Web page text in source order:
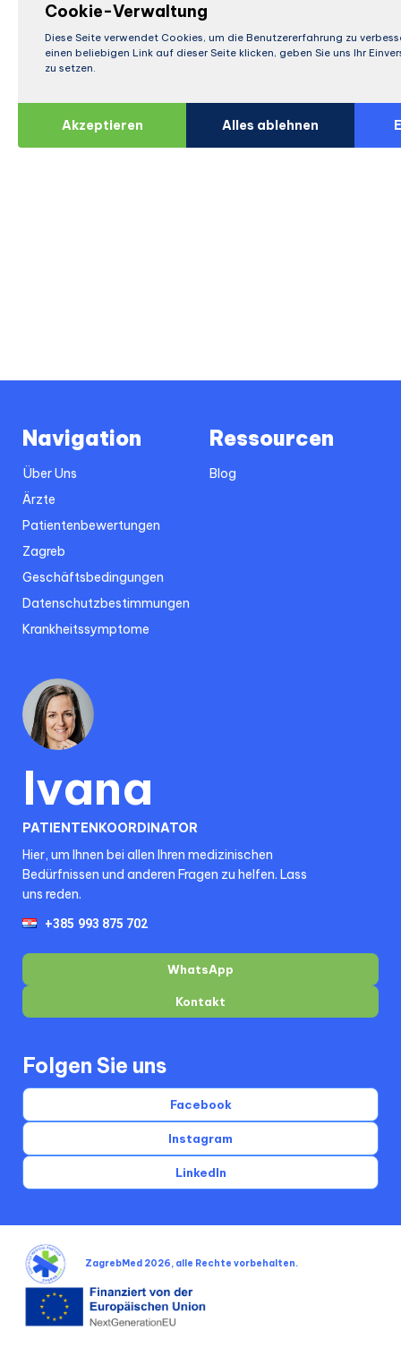
Navigation
Über Uns
Ärzte
Patientenbewertungen
Zagreb
Geschäftsbedingungen
Datenschutzbestimmungen
Krankheitssymptome
Ressourcen
Blog
Ivana
PATIENTENKOORDINATOR
Hier, um Ihnen bei allen Ihren medizinischen
Bedürfnissen und anderen Fragen zu helfen. Lass
uns reden.
Kontakt
WhatsApp
Folgen Sie uns
Facebook
Instagram
LinkedIn
ZagrebMed 2026, alle Rechte vorbehalten.
Cookie-Verwaltung
Diese Seite verwendet Cookies, um die Benutzererfahrung zu
einen beliebigen Link auf dieser Seite klicken, geben Sie uns Ihr
zu setzen.
Akzeptieren Alles ablehnen